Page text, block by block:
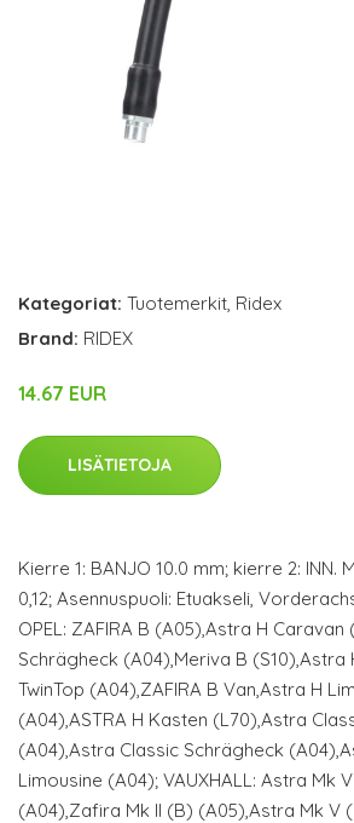
Kategoriat: Tuotemerkit Ridex
Brand: RIDEX
14.67 EUR
LISÄTIETOJA
Kierre 1: BANJO 10.0 mm; kierre 2: INN.
0,12; Asennuspuoli: Etuakseli,
OPEL: ZAFIRA B (A05),Astra H Caravan
Schrägheck (A04),Meriva B (S10),Astra
TwinTop (A04),ZAFIRA B Van,Astra H
(A04),ASTRA H Kasten (L70),Astra
(A04),Astra Classic Schrägheck
Limousine (A04); VAUXHALL: Astra Mk
(A04),Zafira Mk II (B) (A05),Astra Mk V